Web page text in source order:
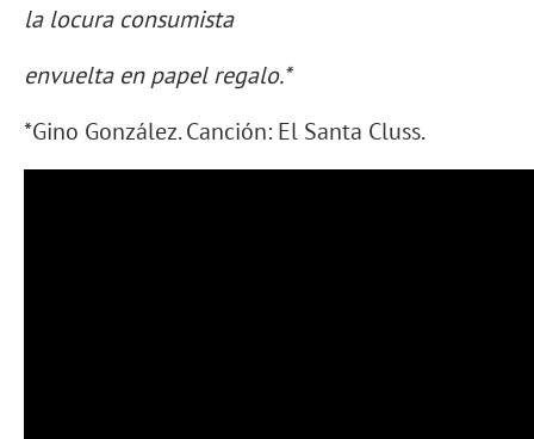
la locura consumista
envuelta en papel regalo.*
*Gino González. Canción: El Santa Cluss.